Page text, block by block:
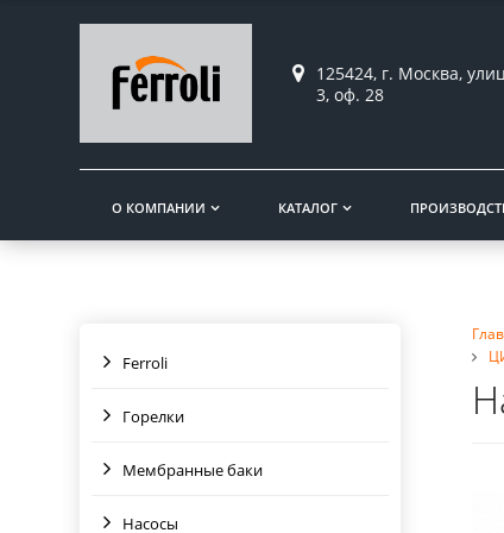
125424, г. Москва,
3, оф. 28
О КОМПАНИИ КАТАЛОГ
Ferroli
Горелки
Мембранные баки
Насосы